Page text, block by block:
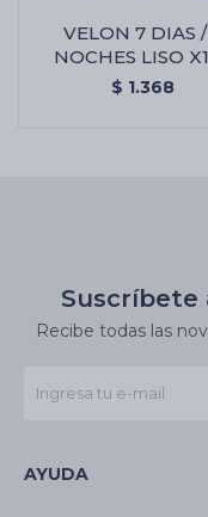
VELON 7 DIAS
NOCHES LISO
Amarillo
$ 1.368
Recibe todas las
AYUDA